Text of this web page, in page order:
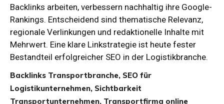
Backlinks arbeiten, verbessern nachhaltig ihre Google-
Rankings. Entscheidend sind thematische Relevanz,
regionale Verlinkungen und redaktionelle Inhalte mit
Mehrwert. Eine klare Linkstrategie ist heute fester
Bestandteil erfolgreicher SEO in der Logistikbranche.
Backlinks Transportbranche, SEO für
Logistikunternehmen, Sichtbarkeit
Transportunternehmen, Transportfirma online